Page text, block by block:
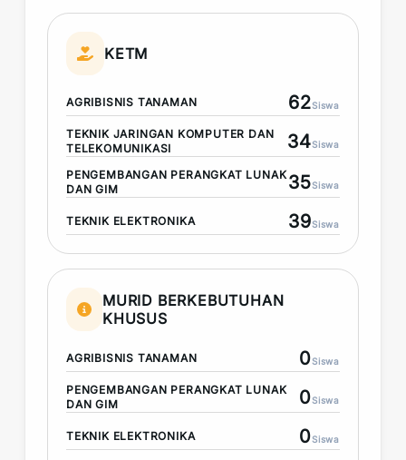
KETM
AGRIBISNIS TANAMAN 62Siswa
TEKNIK JARINGAN KOMPUTER DAN
TELEKOMUNIKASI
34Siswa
PENGEMBANGAN PERANGKAT LUNAK
DAN GIM
35Siswa
TEKNIK ELEKTRONIKA 39Siswa
MURID BERKEBUTUHAN
KHUSUS
AGRIBISNIS TANAMAN 0Siswa
PENGEMBANGAN PERANGKAT LUNAK
DAN GIM
0Siswa
TEKNIK ELEKTRONIKA 0Siswa